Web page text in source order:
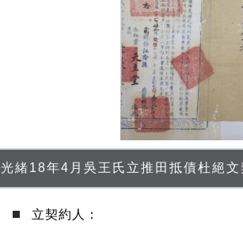
光緒18年4月吳王氏立推田抵債杜絕文
立契約人：